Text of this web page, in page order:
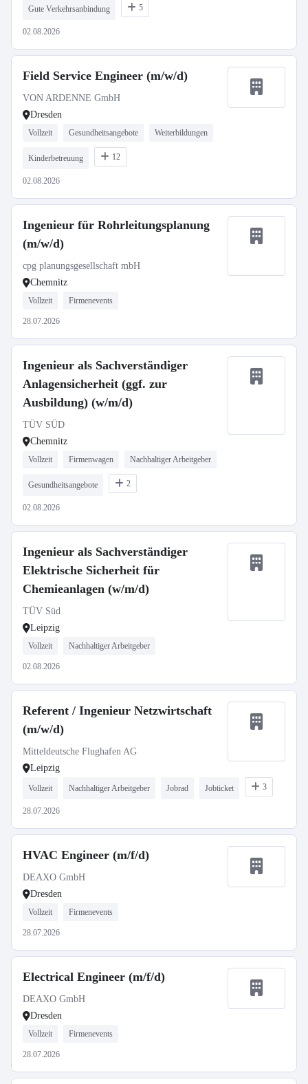
Gute Verkehrsanbindung 5
02.08.2026
Field Service Engineer (m/w/d)
VON ARDENNE GmbH
Dresden
Vollzeit Gesundheitsangebote Weiterbildungen
Kinderbetreuung 12
02.08.2026
Ingenieur für Rohrleitungsplanung
(m/w/d)
cpg planungsgesellschaft mbH
Chemnitz
Vollzeit Firmenevents
28.07.2026
Ingenieur als Sachverständiger
Anlagensicherheit (ggf. zur
Ausbildung) (w/m/d)
TÜV SÜD
Chemnitz
Vollzeit Firmenwagen Nachhaltiger Arbeitgeber
Gesundheitsangebote 2
02.08.2026
Ingenieur als Sachverständiger
Elektrische Sicherheit für
Chemieanlagen (w/m/d)
TÜV Süd
Leipzig
Vollzeit Nachhaltiger Arbeitgeber
02.08.2026
Referent / Ingenieur Netzwirtschaft
(m/w/d)
Mitteldeutsche Flughafen AG
Leipzig
Vollzeit Nachhaltiger Arbeitgeber Jobrad Jobticket 3
28.07.2026
HVAC Engineer (m/f/d)
DEAXO GmbH
Dresden
Vollzeit Firmenevents
28.07.2026
Electrical Engineer (m/f/d)
DEAXO GmbH
Dresden
Vollzeit Firmenevents
28.07.2026